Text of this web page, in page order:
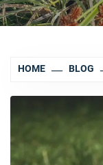
HOME BLOG